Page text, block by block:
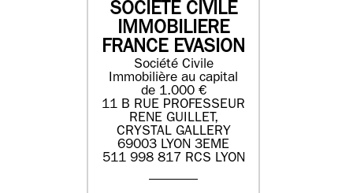
SOCIETE CIVILE
IMMOBILIERE
FRANCE EVASION
Société Civile
Immobilière au capital
de 1.000 €
11 B RUE PROFESSEUR
RENE GUILLET,
CRYSTAL GALLERY
69003 LYON 3EME
511 998 817 RCS LYON